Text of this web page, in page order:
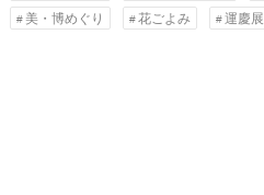
美・博めぐり
花ごよみ 運慶展